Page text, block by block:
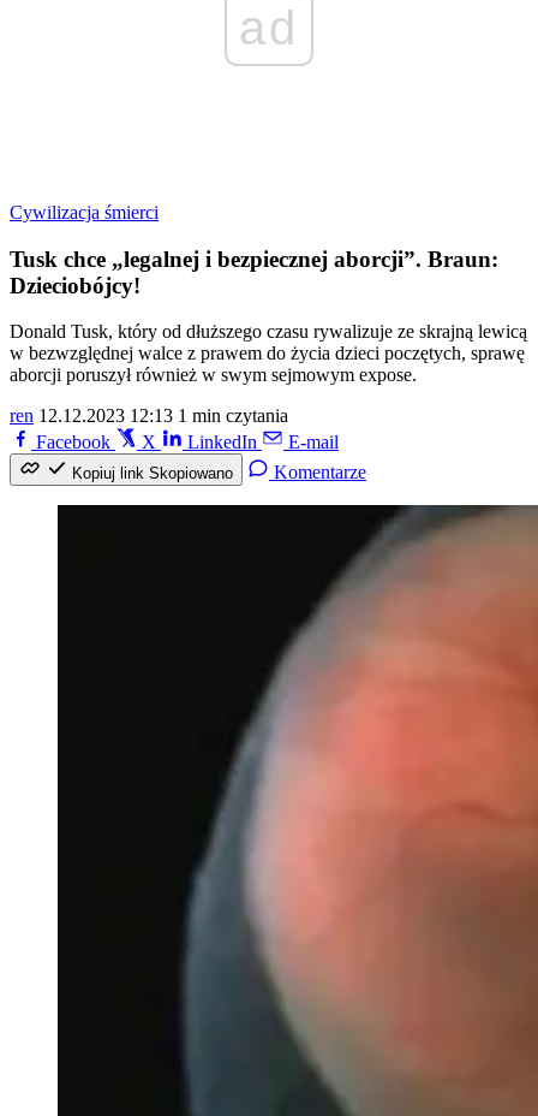
ad
Cywilizacja śmierci
Tusk chce „legalnej i bezpiecznej aborcji”. Braun:
Dzieciobójcy!
Donald Tusk, który od dłuższego czasu rywalizuje ze skrajną lewicą
w bezwzględnej walce z prawem do życia dzieci poczętych, sprawę
aborcji poruszył również w swym sejmowym expose.
ren 12.12.2023 12:13 1 min czytania
Facebook
X LinkedIn E-mail
Kopiuj link Skopiowano Komentarze